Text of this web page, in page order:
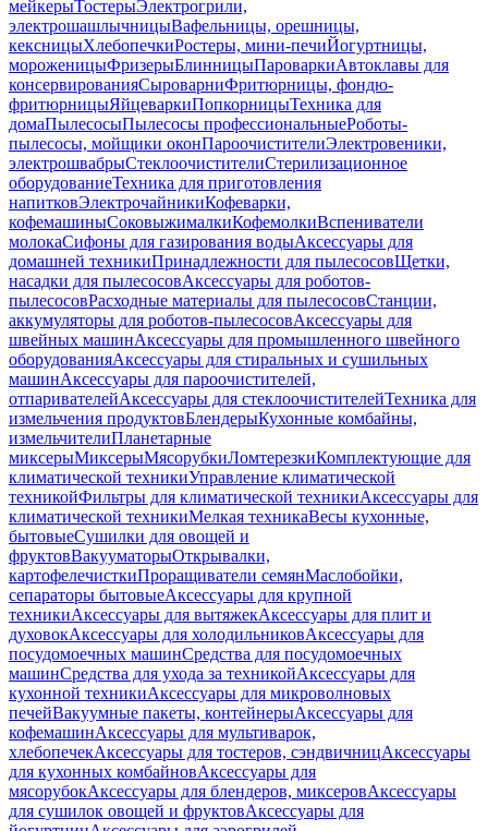
мейкерыТостерыЭлектрогрили,
электрошашлычницыВафельницы, орешницы,
кексницыХлебопечкиРостеры, мини-печиЙогуртницы,
мороженицыФризерыБлинницыПароваркиАвтоклавы для
консервированияСыроварниФритюрницы, фондю-
фритюрницыЯйцеваркиПопкорницыТехника для
домаПылесосыПылесосы профессиональныеРоботы-
пылесосы, мойщики оконПароочистителиЭлектровеники,
электрошвабрыСтеклоочистителиСтерилизационное
оборудованиеТехника для приготовления
напитковЭлектрочайникиКофеварки,
кофемашиныСоковыжималкиКофемолкиВспениватели
молокаСифоны для газирования водыАксессуары для
домашней техникиПринадлежности для пылесосовЩетки,
насадки для пылесосовАксессуары для роботов-
пылесосовРасходные материалы для пылесосовСтанции,
аккумуляторы для роботов-пылесосовАксессуары для
швейных машинАксессуары для промышленного швейного
оборудованияАксессуары для стиральных и сушильных
машинАксессуары для пароочистителей,
отпаривателейАксессуары для стеклоочистителейТехника для
измельчения продуктовБлендерыКухонные комбайны,
измельчителиПланетарные
миксерыМиксерыМясорубкиЛомтерезкиКомплектующие для
климатической техникиУправление климатической
техникойФильтры для климатической техникиАксессуары для
климатической техникиМелкая техникаВесы кухонные,
бытовыеСушилки для овощей и
фруктовВакууматорыОткрывалки,
картофелечисткиПроращиватели семянМаслобойки,
сепараторы бытовыеАксессуары для крупной
техникиАксессуары для вытяжекАксессуары для плит и
духовокАксессуары для холодильниковАксессуары для
посудомоечных машинСредства для посудомоечных
машинСредства для ухода за техникойАксессуары для
кухонной техникиАксессуары для микроволновых
печейВакуумные пакеты, контейнерыАксессуары для
кофемашинАксессуары для мультиварок,
хлебопечекАксессуары для тостеров, сэндвичницАксессуары
для кухонных комбайновАксессуары для
мясорубокАксессуары для блендеров, миксеровАксессуары
для сушилок овощей и фруктовАксессуары для